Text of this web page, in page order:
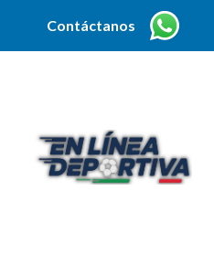
Contáctanos